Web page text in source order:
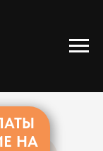
НА